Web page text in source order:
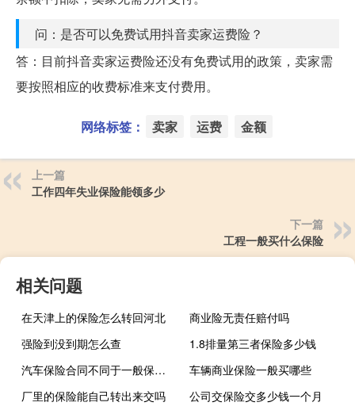
问：是否可以免费试用抖音卖家运费险？
答：目前抖音卖家运费险还没有免费试用的政策，卖家需
要按照相应的收费标准来支付费用。
网络标签： 卖家 运费 金额
上一篇
工作四年失业保险能领多少
下一篇
工程一般买什么保险
相关问题
在天津上的保险怎么转回河北
商业险无责任赔付吗
强险到没到期怎么查
1.8排量第三者保险多少钱
汽车保险合同不同于一般保险的特征有哪些
车辆商业保险一般买哪些
厂里的保险能自己转出来交吗
公司交保险交多少钱一个月